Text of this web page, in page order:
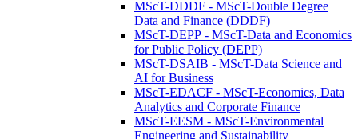
MScT-DDDF - MScT-Double Degree
Data and Finance (DDDF)
MScT-DEPP - MScT-Data and Economics
for Public Policy (DEPP)
MScT-DSAIB - MScT-Data Science and
AI for Business
MScT-EDACF - MScT-Economics, Data
Analytics and Corporate Finance
MScT-EESM - MScT-Environmental
Engineering and Sustainability